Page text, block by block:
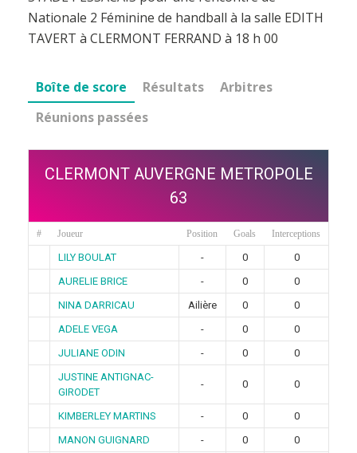
Nationale 2 Féminine de handball à la salle EDITH
TAVERT à CLERMONT FERRAND à 18 h 00
Boîte de score Résultats
Arbitres
Réunions passées
CLERMONT AUVERGNE METROPOLE
63
# Joueur Position Goals Interceptions
LILY BOULAT - 0
0
AURELIE BRICE
- 0
0
NINA DARRICAU
Ailière 0
0
ADELE VEGA
- 0
0
JULIANE ODIN
- 0
0
JUSTINE ANTIGNAC-
GIRODET
- 0 0
KIMBERLEY MARTINS - 0
0
MANON GUIGNARD
- 0
0